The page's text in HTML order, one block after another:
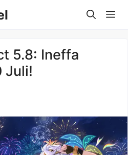
5.8: Ineffa
Juli!